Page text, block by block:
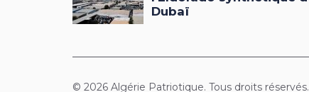
© 2026 Algérie Patriotique. Tous droits réservés.